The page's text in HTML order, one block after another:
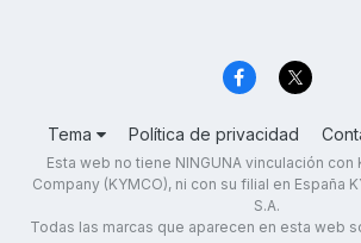
Tema Política de privacidad
Esta web no tiene NINGUNA vinculación con
Company (KYMCO), ni con su filial en España
S.A.
Todas las marcas que aparecen en esta web